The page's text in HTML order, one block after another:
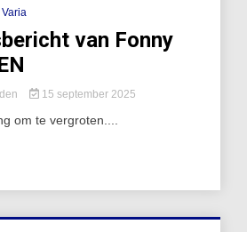
Varia
van Fonny
15 september 2025
om te vergroten....